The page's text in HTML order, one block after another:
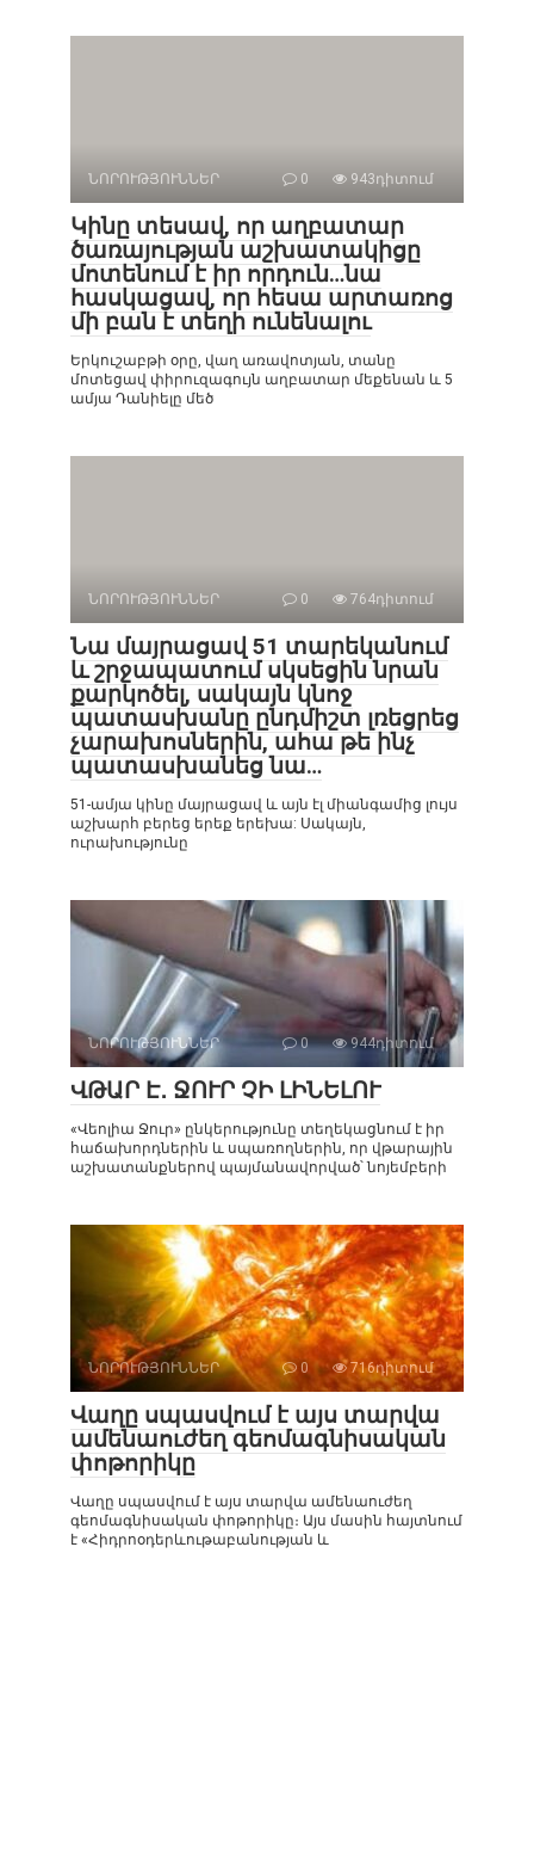
ՆՈՐՈՒԹՅՈՒՆՆԵՐ 0 943դիտում
Կինը տեսավ, որ աղբատար
ծառայության աշխատակիցը
մոտենում է իր որդուն…նա
հասկացավ, որ հեսա արտառոց
մի բան է տեղի ունենալու
Երկուշաբթի օրը, վաղ առավոտյան, տանը
մոտեցավ փիրուզագույն աղբատար մեքենան և 5
ամյա Դանիելը մեծ
ՆՈՐՈՒԹՅՈՒՆՆԵՐ 0 764դիտում
Նա մայրացավ 51 տարեկանում
և շրջապատում սկսեցին նրան
քարկոծել, սակայն կնոջ
պատասխանը ընդմիշտ լռեցրեց
չարախոսներին, ահա թե ինչ
պատասխանեց նա…
51-ամյա կինը մայրացավ և այն էլ միանգամից լույս
աշխարհ բերեց երեք երեխա: Սակայն,
ուրախությունը
ՆՈՐՈՒԹՅՈՒՆՆԵՐ 0 944դիտում
ՎԹԱՐ Է․ ՋՈՒՐ ՉԻ ԼԻՆԵԼՈՒ
«Վեոլիա Ջուր» ընկերությունը տեղեկացնում է իր
հաճախորդներին և սպառողներին, որ վթարային
աշխատանքներով պայմանավորված՝ նոյեմբերի
ՆՈՐՈՒԹՅՈՒՆՆԵՐ 0 716դիտում
Վաղը սպասվում է այս տարվա
ամենաուժեղ գեոմագնիսական
փոթորիկը
Վաղը սպասվում է այս տարվա ամենաուժեղ
գեոմագնիսական փոթորիկը։ Այս մասին հայտնում
է «Հիդրոօդերևութաբանության և